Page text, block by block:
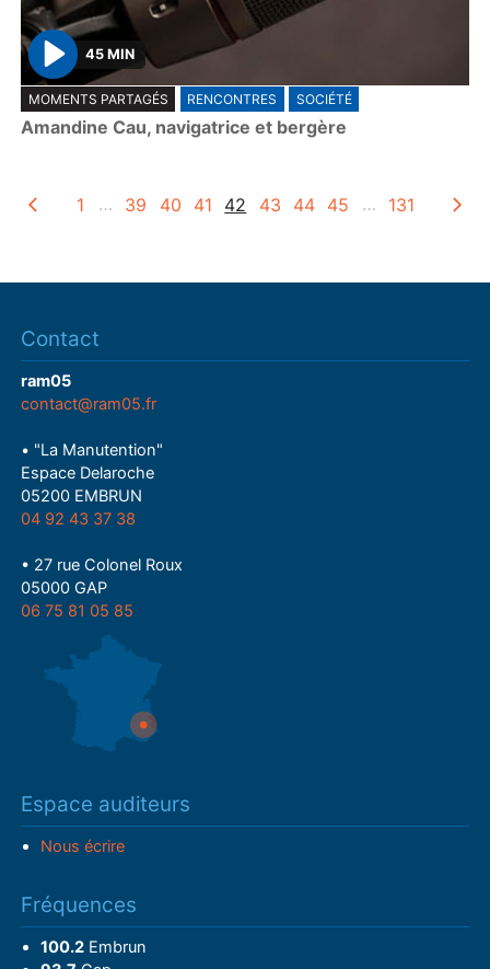
P
l
a
45 MIN
MOMENTS PARTAGÉS RENCONTRES SOCIÉTÉ
Amandine Cau, navigatrice et bergère
1 … 39 40 41 42 43 44 45 … 131
Contact
ram05
contact@ram05.fr
• "La Manutention"
Espace Delaroche
05200 EMBRUN
04 92 43 37 38
• 27 rue Colonel Roux
05000 GAP
06 75 81 05 85
Espace auditeurs
Nous écrire
Fréquences
100.2Embrun